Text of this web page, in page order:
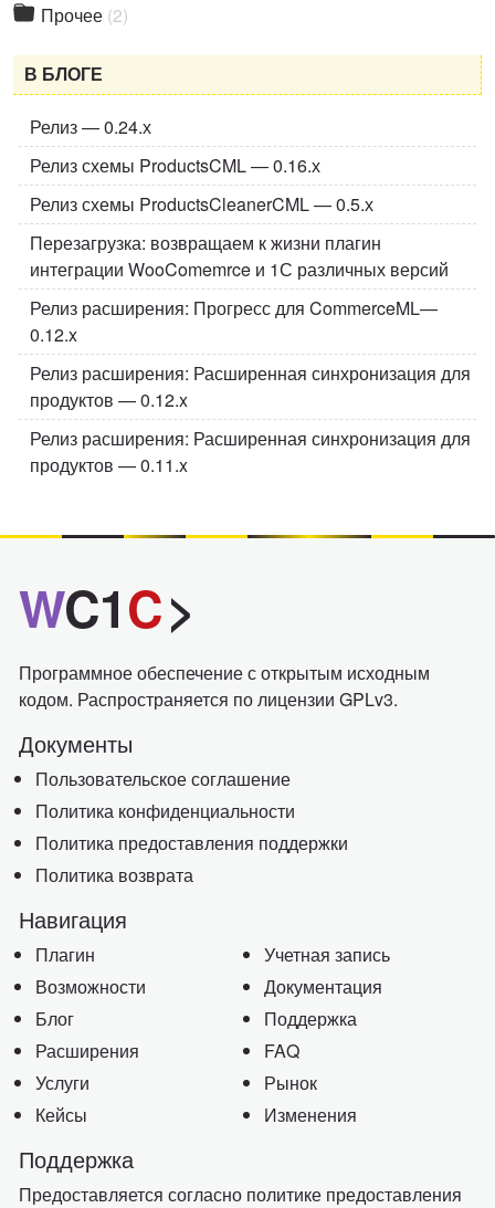
Прочее (2)
В БЛОГЕ
Релиз — 0.24.х
Релиз схемы ProductsCML — 0.16.х
Релиз схемы ProductsCleanerCML — 0.5.х
Перезагрузка: возвращаем к жизни плагин
интеграции WooComemrce и 1С различных версий
Релиз расширения: Прогресс для CommerceML—
0.12.x
Релиз расширения: Расширенная синхронизация для
продуктов — 0.12.x
Релиз расширения: Расширенная синхронизация для
продуктов — 0.11.x
WC1C>
Программное обеспечение с открытым исходным
кодом. Распространяется по лицензии GPLv3.
Документы
Пользовательское соглашение
Политика конфиденциальности
Политика предоставления поддержки
Политика возврата
Навигация
Плагин
Возможности
Блог
Расширения
Услуги
Кейсы
Учетная запись
Документация
Поддержка
FAQ
Рынок
Изменения
Поддержка
Предоставляется согласно политике предоставления